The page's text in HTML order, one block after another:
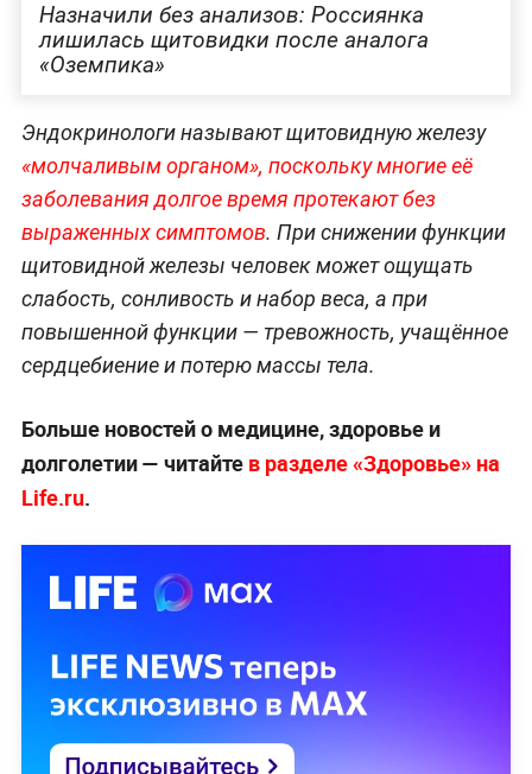
Назначили без анализов: Россиянка
лишилась щитовидки после аналога
«Оземпика»
Эндокринологи называют щитовидную железу
«молчаливым органом», поскольку многие её
заболевания долгое время протекают без
выраженных симптомов. При снижении функции
щитовидной железы человек может ощущать
слабость, сонливость и набор веса, а при
повышенной функции — тревожность, учащённое
сердцебиение и потерю массы тела.
Больше новостей о медицине, здоровье и
долголетии — читайте в разделе «Здоровье» на
Life.ru.